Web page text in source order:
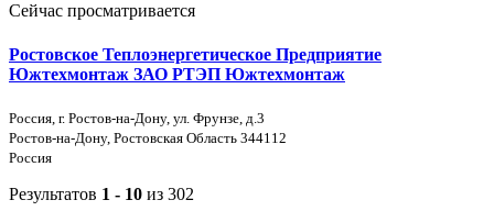
Сейчас просматривается
Ростовское Теплоэнергетическое Предприятие
Южтехмонтаж ЗАО РТЭП Южтехмонтаж
Россия, г. Ростов-на-Дону, ул. Фрунзе, д.3
Ростов-на-Дону, Ростовская Область 344112
Россия
Результатов 1 - 10 из 302